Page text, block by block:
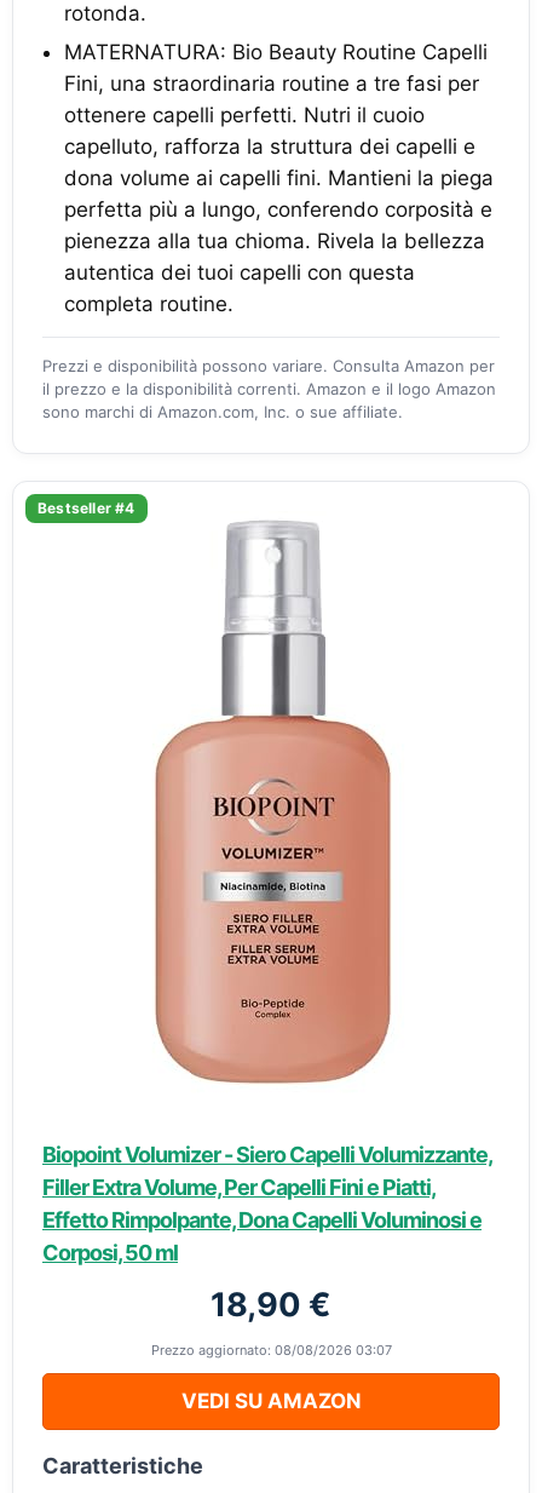
rotonda.
MATERNATURA: Bio Beauty Routine Capelli
Fini, una straordinaria routine a tre fasi per
ottenere capelli perfetti. Nutri il cuoio
capelluto, rafforza la struttura dei capelli e
dona volume ai capelli fini. Mantieni la piega
perfetta più a lungo, conferendo corposità e
pienezza alla tua chioma. Rivela la bellezza
autentica dei tuoi capelli con questa
completa routine.
Prezzi e disponibilità possono variare. Consulta Amazon per
il prezzo e la disponibilità correnti. Amazon e il logo Amazon
sono marchi di Amazon.com, Inc. o sue affiliate.
Bestseller #4
Biopoint Volumizer - Siero Capelli Volumizzante,
Filler Extra Volume, Per Capelli Fini e Piatti,
Effetto Rimpolpante, Dona Capelli Voluminosi e
Corposi, 50 ml
18,90 €
Prezzo aggiornato: 08/08/2026 03:07
VEDI SU AMAZON
Caratteristiche